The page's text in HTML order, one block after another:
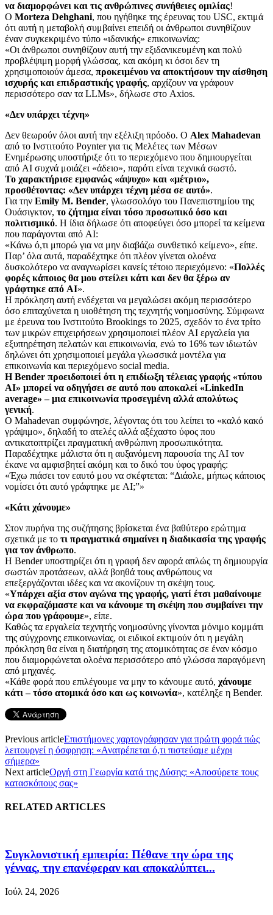
να διαμορφώνει και τις ανθρώπινες συνήθειες ομιλίας!
Ο Morteza Dehghani, που ηγήθηκε της έρευνας του USC, εκτιμά
ότι αυτή η μεταβολή συμβαίνει επειδή οι άνθρωποι συνηθίζουν
έναν συγκεκριμένο τύπο «ιδανικής» επικοινωνίας:
«Οι άνθρωποι συνηθίζουν αυτή την εξιδανικευμένη και πολύ
προβλέψιμη μορφή γλώσσας, και ακόμη κι όσοι δεν τη
χρησιμοποιούν άμεσα, προκειμένου να αποκτήσουν την αίσθηση
ισχυρής και επιδραστικής γραφής, αρχίζουν να γράφουν
περισσότερο σαν τα LLMs», δήλωσε στο Axios.
«Δεν υπάρχει τέχνη»
Δεν θεωρούν όλοι αυτή την εξέλιξη πρόοδο. Ο Alex Mahadevan
από το Ινστιτούτο Poynter για τις Μελέτες των Μέσων
Ενημέρωσης υποστήριξε ότι το περιεχόμενο που δημιουργείται
από AI συχνά μοιάζει «άδειο», παρότι είναι τεχνικά σωστό.
Το χαρακτήρισε εμφανώς «άψυχο» και «μέτριο»,
προσθέτοντας: «Δεν υπάρχει τέχνη μέσα σε αυτό».
Για την Emily M. Bender, γλωσσολόγο του Πανεπιστημίου της
Ουάσιγκτον, το ζήτημα είναι τόσο προσωπικό όσο και
πολιτισμικό. Η ίδια δήλωσε ότι αποφεύγει όσο μπορεί τα κείμενα
που παράγονται από AI:
«Κάνω ό,τι μπορώ για να μην διαβάζω συνθετικό κείμενο», είπε.
Παρ’ όλα αυτά, παραδέχτηκε ότι πλέον γίνεται ολοένα
δυσκολότερο να αναγνωρίσει κανείς τέτοιο περιεχόμενο: «Πολλές
φορές κάποιος θα μου στείλει κάτι και δεν θα ξέρω αν
γράφτηκε από AI».
Η πρόκληση αυτή ενδέχεται να μεγαλώσει ακόμη περισσότερο
όσο επιταχύνεται η υιοθέτηση της τεχνητής νοημοσύνης. Σύμφωνα
με έρευνα του Ινστιτούτο Brookings το 2025, σχεδόν το ένα τρίτο
των μικρών επιχειρήσεων χρησιμοποιεί πλέον AI εργαλεία για
εξυπηρέτηση πελατών και επικοινωνία, ενώ το 16% των ιδιωτών
δηλώνει ότι χρησιμοποιεί μεγάλα γλωσσικά μοντέλα για
επικοινωνία και περιεχόμενο social media.
Η Bender προειδοποιεί ότι η επιδίωξη τέλειας γραφής «τύπου
AI» μπορεί να οδηγήσει σε αυτό που αποκαλεί «LinkedIn
average» – μια επικοινωνία προσεγμένη αλλά απολύτως
γενική.
Ο Mahadevan συμφώνησε, λέγοντας ότι του λείπει το «καλό κακό
γράψιμο», δηλαδή το ατελές αλλά αξέχαστο ύφος που
αντικατοπτρίζει πραγματική ανθρώπινη προσωπικότητα.
Παραδέχτηκε μάλιστα ότι η αυξανόμενη παρουσία της AI τον
έκανε να αμφισβητεί ακόμη και το δικό του ύφος γραφής:
«Έχω πιάσει τον εαυτό μου να σκέφτεται: “Διάολε, μήπως κάποιος
νομίσει ότι αυτό γράφτηκε με AI;”»
«Κάτι χάνουμε»
Στον πυρήνα της συζήτησης βρίσκεται ένα βαθύτερο ερώτημα
σχετικά με το τι πραγματικά σημαίνει η διαδικασία της γραφής
για τον άνθρωπο.
Η Bender υποστηρίζει ότι η γραφή δεν αφορά απλώς τη δημιουργία
σωστών προτάσεων, αλλά βοηθά τους ανθρώπους να
επεξεργάζονται ιδέες και να ακονίζουν τη σκέψη τους.
«Υπάρχει αξία στον αγώνα της γραφής, γιατί έτσι μαθαίνουμε
να εκφραζόμαστε και να κάνουμε τη σκέψη που συμβαίνει την
ώρα που γράφουμε», είπε.
Καθώς τα εργαλεία τεχνητής νοημοσύνης γίνονται μόνιμο κομμάτι
της σύγχρονης επικοινωνίας, οι ειδικοί εκτιμούν ότι η μεγάλη
πρόκληση θα είναι η διατήρηση της ατομικότητας σε έναν κόσμο
που διαμορφώνεται ολοένα περισσότερο από γλώσσα παραγόμενη
από μηχανές.
«Κάθε φορά που επιλέγουμε να μην το κάνουμε αυτό, χάνουμε
κάτι – τόσο ατομικά όσο και ως κοινωνία», κατέληξε η Bender.
Previous articleΕπιστήμονες χαρτογράφησαν για πρώτη φορά πώς
λειτουργεί η όσφρηση: «Ανατρέπεται ό,τι πιστεύαμε μέχρι
σήμερα»
Next articleΟργή στη Γεωργία κατά της Δύσης: «Αποσύρετε τους
κατασκόπους σας»
RELATED ARTICLES
Συγκλονιστική εμπειρία: Πέθανε την ώρα της
γέννας, την επανέφεραν και αποκαλύπτει...
Ιούλ 24, 2026